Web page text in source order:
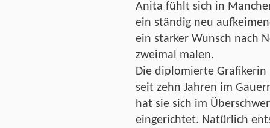
Anita fühlt sich in
ein ständig neu
ein starker Wunsch nach
zweimal malen.
Die diplomierte
seit zehn Jahren im
hat sie sich im
eingerichtet. Natürlich